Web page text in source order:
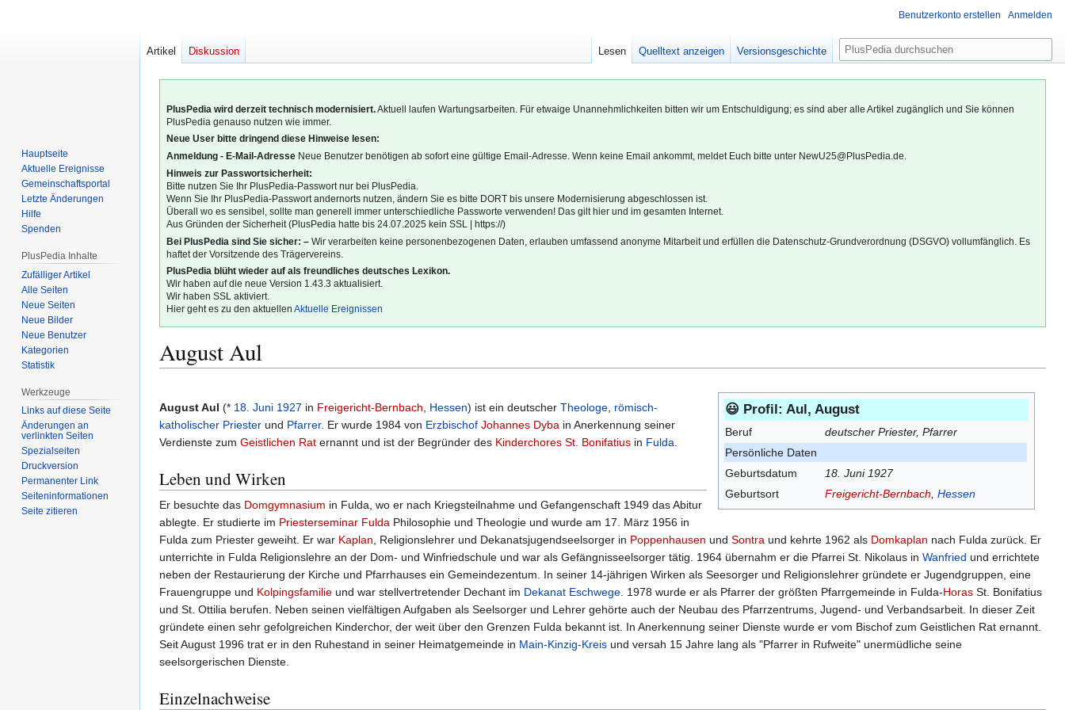
PlusPedia wird derzeit technisch modernisiert.Aktuell laufen Wartungsarbeiten. Für etwaige Unannehmlichkeiten bitten wir um Entschuldigung; es sind aber alle Artikel zugänglich und Sie können
PlusPedia genauso nutzen wie immer.
Neue User bitte dringend diese Hinweise lesen:
Anmeldung - E-Mail-Adresse Neue Benutzer benötigen ab sofort eine gültige Email-Adresse. Wenn keine Email ankommt, meldet Euch bitte unter NewU25@PlusPedia.de.
Hinweis zur Passwortsicherheit:
Bitte nutzen Sie Ihr PlusPedia-Passwort nur bei PlusPedia.
Wenn Sie Ihr PlusPedia-Passwort andernorts nutzen, ändern Sie es bitte DORT bis unsere Modernisierung abgeschlossen ist.
Überall wo es sensibel, sollte man generell immer unterschiedliche Passworte verwenden! Das gilt hier und im gesamten Internet.
Aus Gründen der Sicherheit (PlusPedia hatte bis 24.07.2025 kein SSL | https://)
Bei PlusPedia sind Sie sicher: – Wir verarbeiten keine personenbezogenen Daten, erlauben umfassend anonyme Mitarbeit und erfüllen die Datenschutz-Grundverordnung (DSGVO) vollumfänglich. Es
haftet der Vorsitzende des Trägervereins.
PlusPedia blüht wieder auf als freundliches deutsches Lexikon.
Wir haben auf die neue Version 1.43.3 aktualisiert.
Wir haben SSL aktiviert.
Hier geht es zu den aktuellenAktuelle Ereignissen
August Aul
Navigation
springen
Suche
springen
😃 Profil: Aul, August
Beruf
deutscher Priester, Pfarrer
Persönliche Daten
Geburtsdatum
18. Juni 1927
Geburtsort
Freigericht-Bernbach Hessen
August Aul (* 18. Juni 1927 in Freigericht-Bernbach Hessen) ist ein deutscher Theologe römisch-
katholischer Priester und Pfarrer. Er wurde 1984 von Erzbischof Johannes Dyba in Anerkennung seiner
Verdienste zum Geistlichen Rat ernannt und ist der Begründer des Kinderchores St. Bonifatius in Fulda
Leben und Wirken
Er besuchte das Domgymnasium in Fulda, wo er nach Kriegsteilnahme und Gefangenschaft 1949 das Abitur
ablegte. Er studierte im Priesterseminar Fulda Philosophie und Theologie und wurde am 17. März 1956 in
Fulda zum Priester geweiht. Er war Kaplan , Religionslehrer und Dekanatsjugendseelsorger in Poppenhausen und Sontra und kehrte 1962 als Domkaplan nach Fulda zurück. Er
unterrichte in Fulda Religionslehre an der Dom- und Winfriedschule und war als Gefängnisseelsorger tätig. 1964 übernahm er die Pfarrei St. Nikolaus in Wanfried und errichtete
neben der Restaurierung der Kirche und Pfarrhauses ein Gemeindezentum. In seiner 14-jährigen Wirken als Seesorger und Religionslehrer gründete er Jugendgruppen, eine
Frauengruppe und Kolpingsfamilie und war stellvertretender Dechant im Dekanat Eschwege . 1978 wurde er als Pfarrer der größten Pfarrgemeinde in Fulda-Horas St. Bonifatius
und St. Ottilia berufen. Neben seinen vielfältigen Aufgaben als Seelsorger und Lehrer gehörte auch der Neubau des Pfarrzentrums, Jugend- und Verbandsarbeit. In dieser Zeit
gründete einen sehr gefolgreichen Kinderchor, der weit über den Grenzen Fulda bekannt ist. In Anerkennung seiner Dienste wurde er vom Bischof zum Geistlichen Rat ernannt.
Seit August 1996 trat er in den Ruhestand in seiner Heimatgemeinde in Main-Kinzig-Kreis und versah 15 Jahre lang als "Pfarrer in Rufweite" unermüdliche seine
seelsorgerischen Dienste.
Einzelnachweise
Benutzerkonto erstellen Anmelden
Artikel Diskussion Lesen Quelltext anzeigen Versionsgeschichte
S
u
c
e
Hauptseite
Aktuelle Ereignisse
Gemeinschafts­portal
Letzte Änderungen
Hilfe
Spenden
PlusPedia Inhalte
Zufälliger Artikel
Alle Seiten
Neue Seiten
Neue Bilder
Neue Benutzer
Kategorien
Statistik
Werkzeuge
Links auf diese Seite
Änderungen an
verlinkten Seiten
Spezialseiten
Druckversion
Permanenter Link
Seiten­­informationen
Seite zitieren